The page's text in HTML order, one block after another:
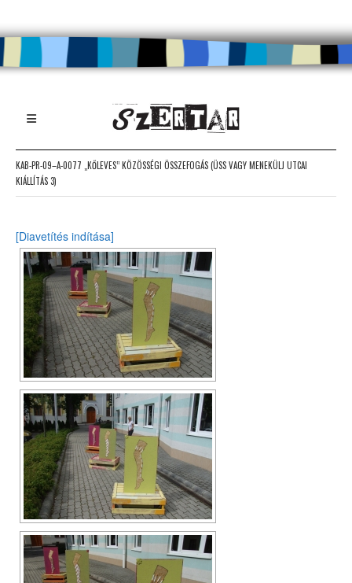
KAB-PR-09–A-0077 „KŐLEVES” KÖZÖSSÉGI ÖSSZEFOGÁS (ÜSS VAGY MENEKÜLJ UTCAI
KIÁLLÍTÁS 3)
[Diavetítés indítása]